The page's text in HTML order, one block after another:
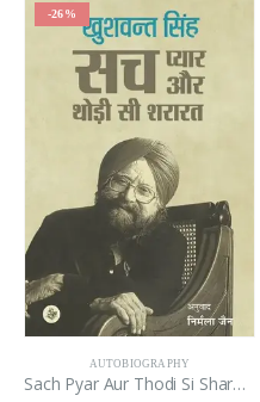
-26%
AUTOBIOGRAPHY
Sach Pyar Aur Thodi Si Shararat